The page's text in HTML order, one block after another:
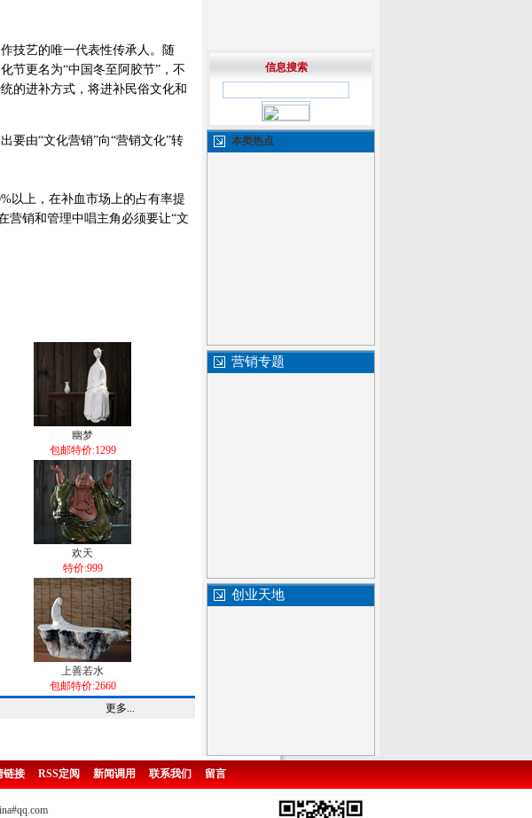
技艺的唯一代表性传承人。随
节更名为“中国冬至阿胶节”，不
的进补方式，将进补民俗文化和
由“文化营销”向“营销文化”转
以上，在补血市场上的占有率提
营销和管理中唱主角必须要让“文
幽梦
包邮特价:1299
欢天
特价:999
上善若水
包邮特价:2660
更多...
信息搜索
本类热点
营销专题
创业天地
链接 RSS定阅 新闻调用 联系我们 留言